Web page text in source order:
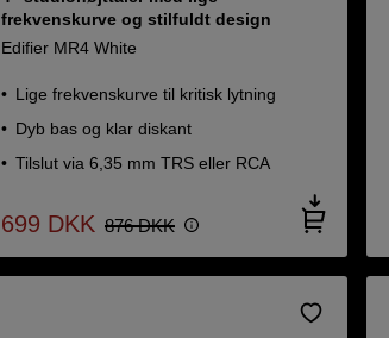
frekvenskurve og stilfuldt design
Edifier MR4 White
Lige frekvenskurve til kritisk lytning
Dyb bas og klar diskant
Tilslut via 6,35 mm TRS eller RCA
699 DKK 876 DKK